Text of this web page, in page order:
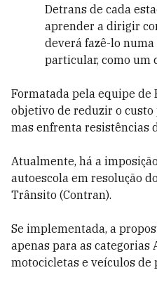
Detrans de cada
aprender a dirigir
deverá fazê-lo
particular, como um
Formatada pela equipe de
objetivo de reduzir o
mas enfrenta resistências
Atualmente, há a
autoescola em resolução
Trânsito (Contran).
Se implementada, a
apenas para as categorias
motocicletas e veículos de